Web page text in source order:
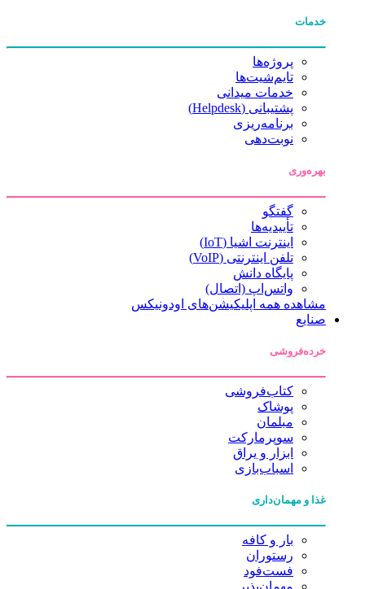
خدمات
پروژه‌ها
تایم‌شیت‌ها
خدمات میدانی
پشتیبانی (Helpdesk)
برنامه‌ریزی
نوبت‌دهی
بهره‌وری
گفتگو
تأییدیه‌ها
اینترنت اشیا (IoT)
تلفن اینترنتی (VoIP)
پایگاه دانش
واتس‌اپ (اتصال)
مشاهده همه اپلیکیشن‌های اودونیکس
صنایع
خرده‌فروشی
کتاب‌فروشی
پوشاک
مبلمان
سوپرمارکت
ابزار و یراق
اسباب‌بازی
غذا و مهمان‌داری
بار و کافه
رستوران
فست‌فود